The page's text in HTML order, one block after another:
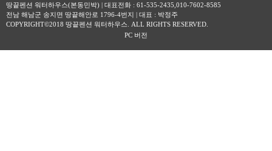
땅끝펜션 워터하우스(본동민박) | 대표전화 : 61-535-2435,010-7602-8585
전남 해남군 송지면 땅끝해안로 1796-4번지 | 대표 : 박정주
COPYRIGHT©2018 땅끝펜션 워터하우스. ALL RIGHTS RESERVED.
PC 버전